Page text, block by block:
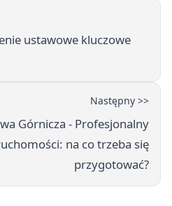
ustawowe kluczowe
Następny >>
Górnicza - Profesjonalny
na co trzeba się
przygotować?